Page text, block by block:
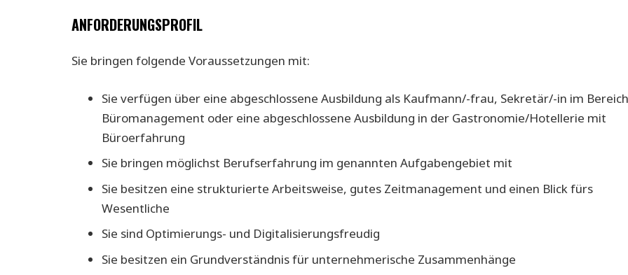
ANFORDERUNGSPROFIL
Sie bringen folgende Voraussetzungen mit:
Sie verfügen über eine abgeschlossene Ausbildung als Kaufmann/-frau, Sekretär/-in im Bereich
Büromanagement oder eine abgeschlossene Ausbildung in der Gastronomie/Hotellerie mit
Büroerfahrung
Sie bringen möglichst Berufserfahrung im genannten Aufgabengebiet mit
Sie besitzen eine strukturierte Arbeitsweise, gutes Zeitmanagement und einen Blick fürs
Wesentliche
Sie sind Optimierungs- und Digitalisierungsfreudig
Sie besitzen ein Grundverständnis für unternehmerische Zusammenhänge